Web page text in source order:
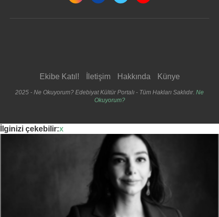
Ekibe Katıl! İletişim Hakkında Künye
2025 - Ne Okuyorum? Edebiyat Kültür Portalı - Tüm Hakları Saklıdır. Ne
Okuyorum?
İlginizi çekebilir:x